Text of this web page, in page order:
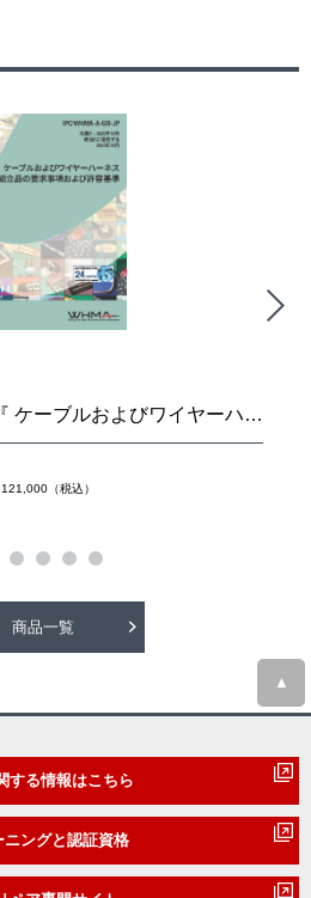
IPC/WHMA-A-620F『 ケーブルおよびワイヤーハーネス組立品の要求事項および許容基準』
（税込）
商品一覧
▲
する情報はこちら
ニングと認証資格